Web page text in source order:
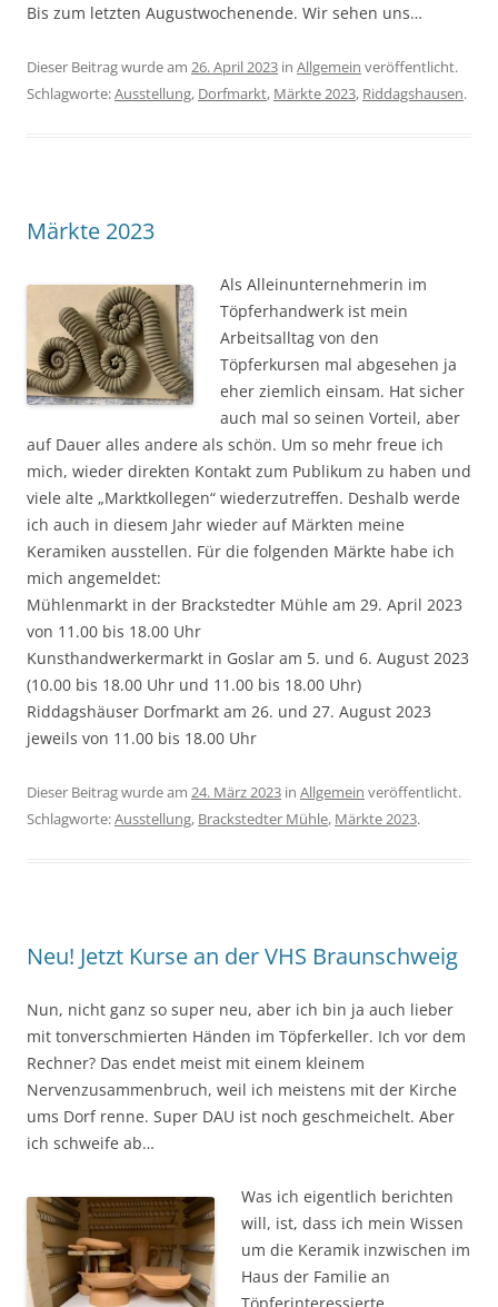
Bis zum letzten Augustwochenende. Wir sehen uns…
Dieser Beitrag wurde am 26. April 2023 in Allgemein veröffentlicht.
Schlagworte:Ausstellung, Dorfmarkt, Märkte 2023, Riddagshausen.
Märkte 2023
Als Alleinunternehmerin im
Töpferhandwerk ist mein
Arbeitsalltag von den
Töpferkursen mal abgesehen ja
eher ziemlich einsam. Hat sicher
auch mal so seinen Vorteil, aber
auf Dauer alles andere als schön. Um so mehr freue ich
mich, wieder direkten Kontakt zum Publikum zu haben und
viele alte „Marktkollegen“ wiederzutreffen. Deshalb werde
ich auch in diesem Jahr wieder auf Märkten meine
Keramiken ausstellen. Für die folgenden Märkte habe ich
mich angemeldet:
Mühlenmarkt in der Brackstedter Mühle am 29. April 2023
von 11.00 bis 18.00 Uhr
Kunsthandwerkermarkt in Goslar am 5. und 6. August 2023
(10.00 bis 18.00 Uhr und 11.00 bis 18.00 Uhr)
Riddagshäuser Dorfmarkt am 26. und 27. August 2023
jeweils von 11.00 bis 18.00 Uhr
Dieser Beitrag wurde am 24. März 2023 in Allgemein veröffentlicht.
Schlagworte:Ausstellung, Brackstedter Mühle, Märkte 2023.
Neu! Jetzt Kurse an der VHS Braunschweig
Nun, nicht ganz so super neu, aber ich bin ja auch lieber
mit tonverschmierten Händen im Töpferkeller. Ich vor dem
Rechner? Das endet meist mit einem kleinem
Nervenzusammenbruch, weil ich meistens mit der Kirche
ums Dorf renne. Super DAU ist noch geschmeichelt. Aber
ich schweife ab…
Was ich eigentlich berichten
will, ist, dass ich mein Wissen
um die Keramik inzwischen im
Haus der Familie an